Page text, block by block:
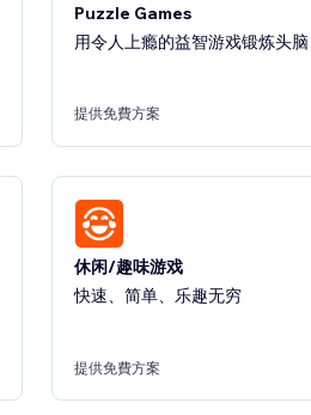
Puzzle Games
用令人上瘾的益智游戏锻炼头脑
提供免費方案
休闲/趣味游戏
快速、简单、乐趣无穷
提供免費方案